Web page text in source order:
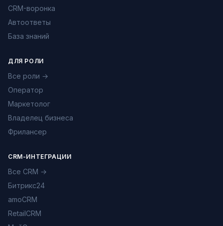
CRM-воронка
Автоответы
База знаний
ДЛЯ РОЛИ
Все роли →
Оператор
Маркетолог
Владелец бизнеса
Фрилансер
CRM-ИНТЕГРАЦИИ
Все CRM →
Битрикс24
amoCRM
RetailCRM